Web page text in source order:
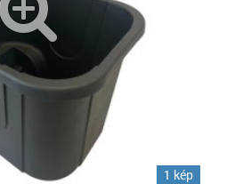
1 kép